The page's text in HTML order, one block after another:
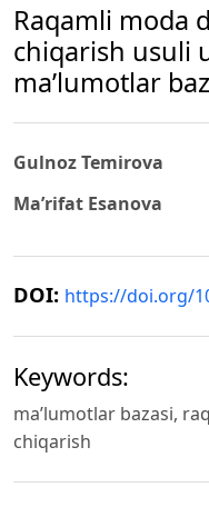
Raqamli moda
chiqarish usuli
ma’lumotlar
Gulnoz Temirova
Ma’rifat Esanova
DOI: https://doi.org/
Keywords:
ma’lumotlar bazasi,
chiqarish